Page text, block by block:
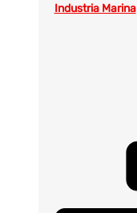
Industria Marina